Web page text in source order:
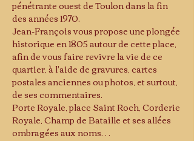
pénétrante ouest de Toulon dans la fin
des années 1970.
Jean-François vous propose une plongée
historique en 1805 autour de cette place,
afin de vous faire revivre la vie de ce
quartier, à l'aide de gravures, cartes
postales anciennes ou photos, et surtout,
de ses commentaires.
Porte Royale, place Saint Roch, Corderie
Royale, Champ de Bataille et ses allées
ombragées aux noms…